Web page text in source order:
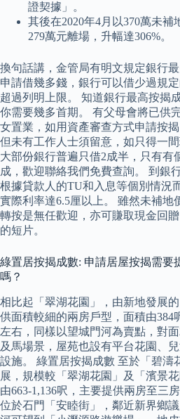
證契據」。
其後在2020年4月以370萬未補
279萬元離場，升幅達306%。
換句話講，金管局有明文規定銀行
申請借幾多錢，銀行可以借少過規
超過列明上限。 知道銀行最高按揭
你需要幾多首期。 有父母會將已供
女置業，如用資產審查方式申請按揭
但未有工作人士須留意，如只得一間
大部份銀行普遍只借2成半，只有有
成，歡迎聯絡我們免費查詢。 到銀
根據貸款人的TU和入息等個別情況
實際利率達6.5厘以上。 雖然未補地
轉按是無任歡迎，亦可賺取現金回
的短片。
綠置居按揭成數: 申請居屋按揭需要
嗎？
相比起「翠湖花園」，由新地發展
供面積較細的兩房戶型，面積由384
左右，同樣以望城門河為賣點，對
及馬場景，屋苑也設有平台花園、
設施。 綠置居按揭成數 至於「碧濤
展，規模較「翠湖花園」及「濱景
由663-1,136呎，主要提供兩房至三
位於石門「安睦街」，鄰近新界鄉